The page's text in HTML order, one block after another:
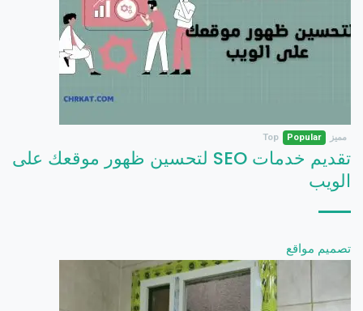
مميز Popular
Top
تقديم خدمات SEO لتحسين ظهور موقعك على
الويب
تصميم مواقع